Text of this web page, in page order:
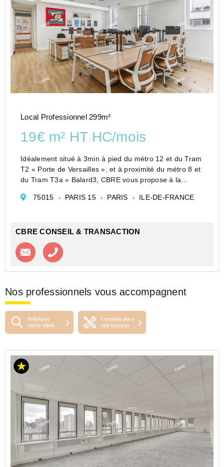
Local Professionnel 299m²
19€ m² HT HC/mois
Idéalement situé à 3min à pied du métro 12 et du Tram
T2 « Porte de Versailles », et à proximité du métro 8 et
du Tram T3a « Balard3, CBRE vous propose à la
120m² en sous-sol en excellent état. A la fois
75015 PARIS 15 PARIS ILE-DE-FRANCE
CBRE CONSEIL & TRANSACTION
Contacter l'agence
Nos professionnels vous accompagnent